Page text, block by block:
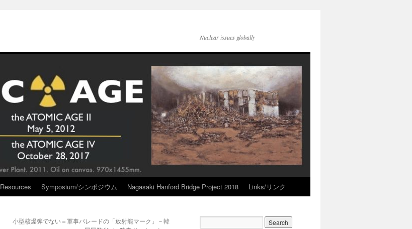
Nuclear issues globally
Resources Symposium/シンポジウム Nagasaki Hanford Bridge Project 2018 Links/リンク
小型核爆弾でない＝軍事パレードの「放射能マーク」－韓